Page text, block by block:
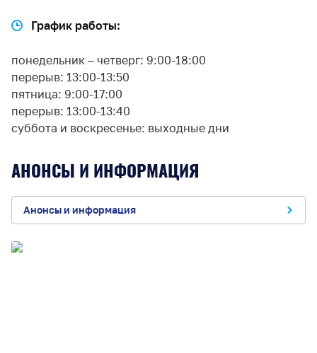
График работы:
понедельник – четверг: 9:00-18:00
перерыв: 13:00-13:50
пятница: 9:00-17:00
перерыв: 13:00-13:40
суббота и воскресенье: выходные дни
АНОНСЫ И ИНФОРМАЦИЯ
Анонсы и информация